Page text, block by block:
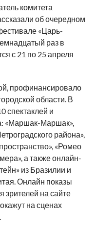
комитета
об очередном
«Царь-
раз в
с 21 по 25 апреля
профинансировало
области. В
спектаклей и
«Маршак-Маршак»,
района»,
«Ромео
а также онлайн-
из Бразилии и
Онлайн показы
зрителей на сайте
на сценах